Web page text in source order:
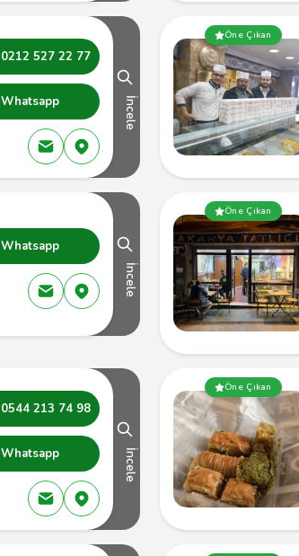
0212 527 22 77
Whatsapp İncele
Öne Çıkan
Whatsapp
İncele
Öne Çıkan
0544 213 74 98
Whatsapp İncele
Öne Çıkan